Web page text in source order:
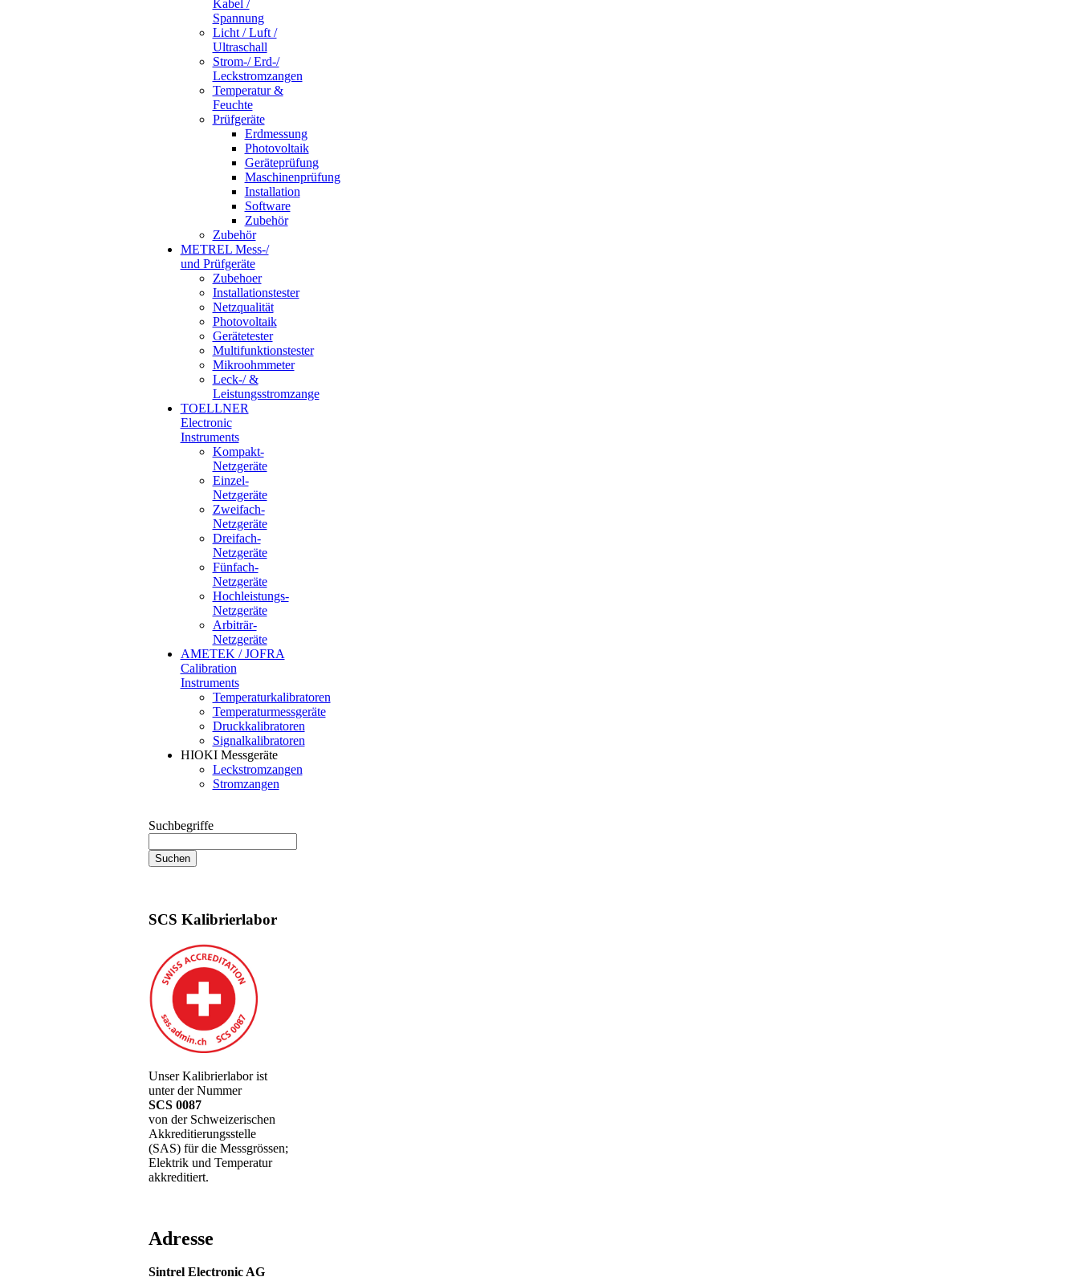
Kabel /
Spannung
Licht / Luft /
Ultraschall
Strom-/ Erd-/
Leckstromzangen
Temperatur &
Feuchte
Prüfgeräte
Erdmessung
Photovoltaik
Geräteprüfung
Maschinenprüfung
Installation
Software
Zubehör
Zubehör
METREL Mess-/
und Prüfgeräte
Zubehoer
Installationstester
Netzqualität
Photovoltaik
Gerätetester
Multifunktionstester
Mikroohmmeter
Leck-/ &
Leistungsstromzange
TOELLNER
Electronic
Instruments
Kompakt-
Netzgeräte
Einzel-
Netzgeräte
Zweifach-
Netzgeräte
Dreifach-
Netzgeräte
Fünfach-
Netzgeräte
Hochleistungs-
Netzgeräte
Arbiträr-
Netzgeräte
AMETEK / JOFRA
Calibration
Instruments
Temperaturkalibratoren
Temperaturmessgeräte
Druckkalibratoren
Signalkalibratoren
HIOKI Messgeräte
Leckstromzangen
Stromzangen
Suchbegriffe
SCS Kalibrierlabor
Unser Kalibrierlabor ist
unter der Nummer
SCS 0087
von der Schweizerischen
Akkreditierungsstelle
(SAS) für die Messgrössen;
Elektrik und Temperatur
akkreditiert.
Adresse
Sintrel Electronic AG